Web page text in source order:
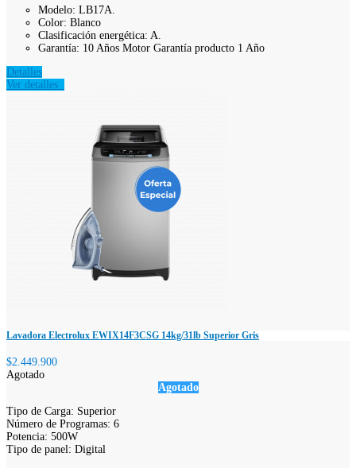
Modelo: LB17A.
Color: Blanco
Clasificación energética: A.
Garantía: 10 Años Motor Garantía producto 1 Año
Detalles
Ver detalles
Lavadora Electrolux EWIX14F3CSG 14kg/31lb Superior Gris
$2.449.900
Agotado
Agotado
Tipo de Carga: Superior
Número de Programas: 6
Potencia: 500W
Tipo de panel: Digital